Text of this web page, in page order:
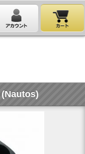
(Nautos)